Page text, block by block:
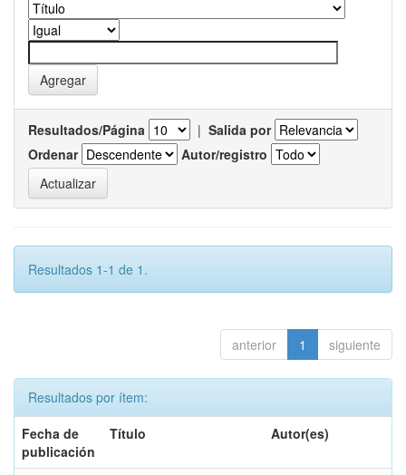
Resultados/Página | Salida por
Ordenar
Autor/registro
Resultados 1-1 de 1.
anterior 1 siguiente
Resultados por ítem:
Fecha de
publicación
Título Autor(es)